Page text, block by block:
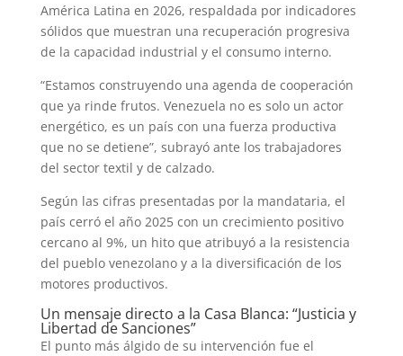
América Latina en 2026, respaldada por indicadores
sólidos que muestran una recuperación progresiva
de la capacidad industrial y el consumo interno.
“Estamos construyendo una agenda de cooperación
que ya rinde frutos. Venezuela no es solo un actor
energético, es un país con una fuerza productiva
que no se detiene”, subrayó ante los trabajadores
del sector textil y de calzado.
Según las cifras presentadas por la mandataria, el
país cerró el año 2025 con un crecimiento positivo
cercano al 9%, un hito que atribuyó a la resistencia
del pueblo venezolano y a la diversificación de los
motores productivos.
Un mensaje directo a la Casa Blanca: “Justicia y
Libertad de Sanciones”
El punto más álgido de su intervención fue el